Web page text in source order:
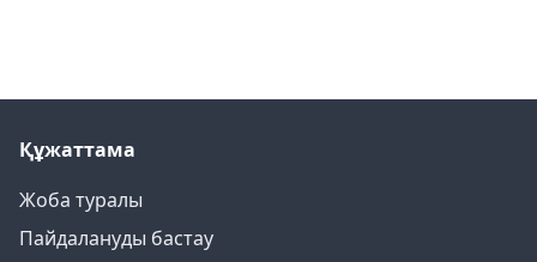
Құжаттама
Жоба туралы
Пайдалануды бастау